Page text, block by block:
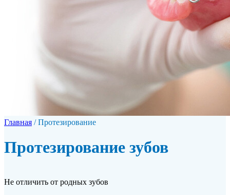
Главная /Протезирование
Протезирование зубов
Не отличить от родных зубов